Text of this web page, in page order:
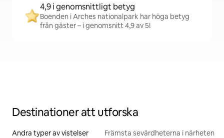
4,9 i genomsnittligt betyg
Boenden i Arches nationalpark har höga betyg
från gäster – i genomsnitt 4,9 av 5!
Destinationer att utforska
Andra typer av vistelser Främsta sevärdheterna i närheten